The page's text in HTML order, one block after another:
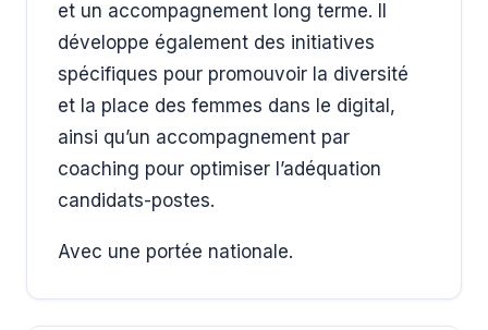
et un accompagnement long terme. Il
développe également des initiatives
spécifiques pour promouvoir la diversité
et la place des femmes dans le digital,
ainsi qu’un accompagnement par
coaching pour optimiser l’adéquation
candidats-postes.
Avec une portée nationale.